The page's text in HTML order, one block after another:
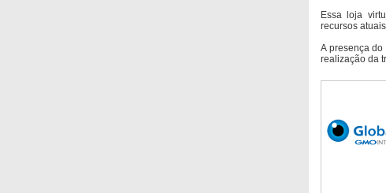
Essa loja
recursos
A presença
realização da